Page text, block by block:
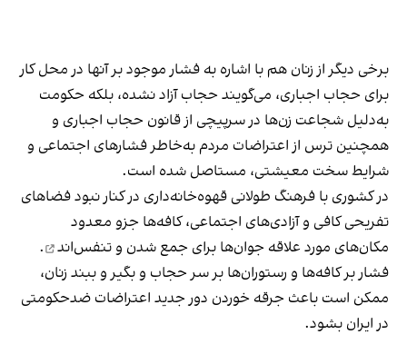
برخی دیگر از زنان هم با اشاره به فشار موجود بر آنها در محل کار
برای حجاب اجباری، می‌گویند حجاب آزاد نشده، بلکه حکومت
به‌دلیل شجاعت زن‌ها در سرپیچی از قانون حجاب اجباری و
همچنین ترس از اعتراضات مردم به‌خاطر فشارهای اجتماعی و
شرایط سخت معیشتی، مستاصل شده است.
در کشوری با فرهنگ طولانی قهوه‌‌خانه‌داری در کنار نبود فضاهای
تفریحی کافی و آزادی‌های اجتماعی، کافه‌ها جزو معدود
مکان‌های مورد علاقه جوان‌ها برای جمع شدن و تنفس‌اند
.
فشار بر کافه‌ها و رستوران‌ها بر سر حجاب و بگیر و ببند زنان،
ممکن است باعث جرقه خوردن دور جدید اعتراضات ضدحکومتی
در ایران بشود.